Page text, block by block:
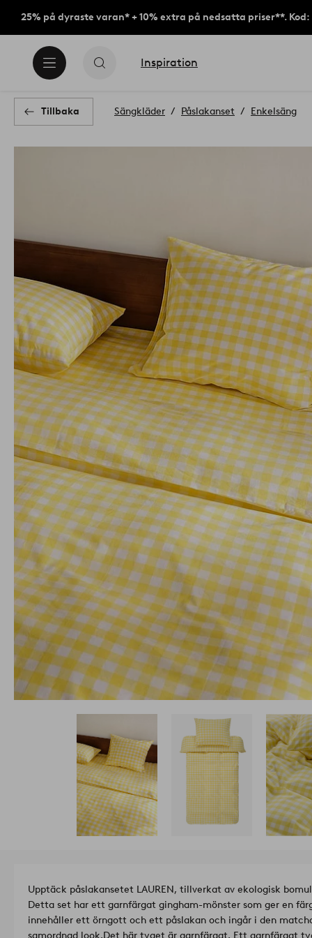
25% på dyraste varan* + 10% extra på nedsatta priser**. Kod:
Inspiration
Tillbaka Sängkläder Påslakanset Enkelsäng
Upptäck påslakansetet LAUREN, tillverkat av ekologisk
Detta set har ett garnfärgat gingham-mönster som ger en
innehåller ett örngott och ett påslakan och ingår i den
samordnad look.Det här tyget är garnfärgat. Ett garnfärgat